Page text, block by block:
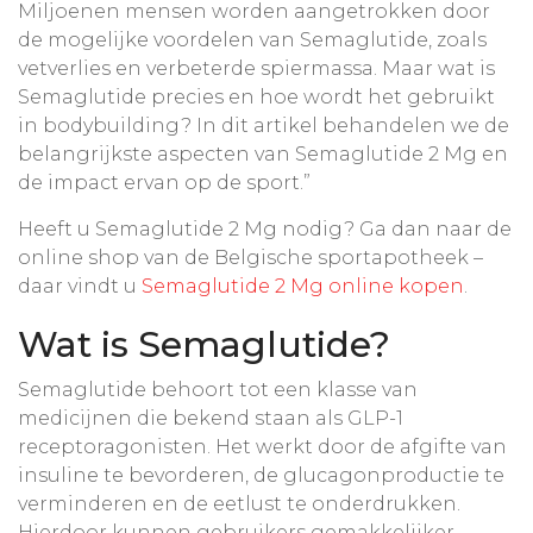
Miljoenen mensen worden aangetrokken door
de mogelijke voordelen van Semaglutide, zoals
vetverlies en verbeterde spiermassa. Maar wat is
Semaglutide precies en hoe wordt het gebruikt
in bodybuilding? In dit artikel behandelen we de
belangrijkste aspecten van Semaglutide 2 Mg en
de impact ervan op de sport.”
Heeft u Semaglutide 2 Mg nodig? Ga dan naar de
online shop van de Belgische sportapotheek –
daar vindt u Semaglutide 2 Mg online kopen.
Wat is Semaglutide?
Semaglutide behoort tot een klasse van
medicijnen die bekend staan als GLP-1
receptoragonisten. Het werkt door de afgifte van
insuline te bevorderen, de glucagonproductie te
verminderen en de eetlust te onderdrukken.